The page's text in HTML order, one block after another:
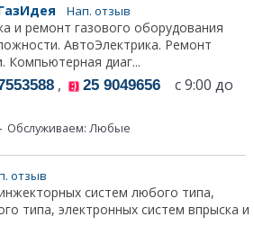
Нап. отзыв
и ремонт газового оборудования
АвтоЭлектрика. Ремонт
Компьютерная диаг...
, 25 9049656 с 9:00 до
Обслуживаем: Любые
отзыв
систем любого типа,
типа, электронных систем впрыска и